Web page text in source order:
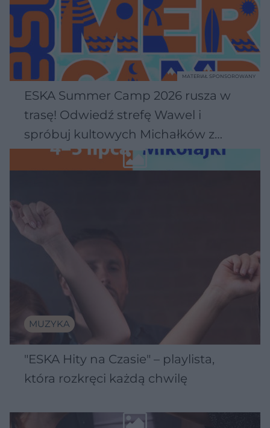
ESKA Summer Camp 2026 rusza w
trasę! Odwiedź strefę Wawel i
spróbuj kultowych Michałków z
Wawelu
MATERIAŁ SPONSOROWANY
MUZYKA
"ESKA Hity na Czasie" – playlista,
która rozkręci każdą chwilę